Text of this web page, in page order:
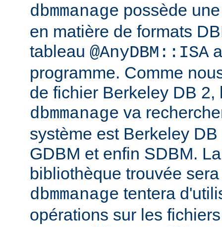
dbmmanage possède
en matière de formats
tableau @AnyDBM::ISA
programme. Comme
de fichier Berkeley DB
dbmmanage va
système est Berkeley
GDBM et enfin SDBM.
bibliothèque trouvée
dbmmanage tentera
opérations sur les